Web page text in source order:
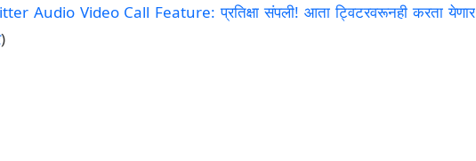
Audio Video Call Feature: प्रतिक्षा संपली! आता ट्विटरवरूनही करता येणार
)